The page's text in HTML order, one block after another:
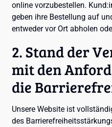
online vorzubestellen.
geben ihre Bestellung auf
entweder vor Ort abholen
2. Stand der
mit den
die
Unsere Website ist
des